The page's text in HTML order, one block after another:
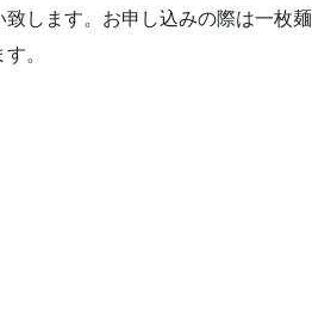
します。お申し込みの際は一枚麺
。